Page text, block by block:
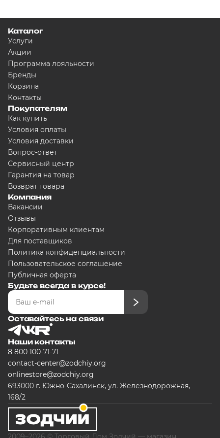
Каталог
Услуги
Акции
Программа лояльности
Бренды
Корзина
Контакты
Покупателям
Как купить
Условия оплаты
Условия доставки
Вопрос-ответ
Сервисный центр
Гарантия на товар
Возврат товара
Компания
Вакансии
Отзывы
Корпоративным клиентам
Для поставщиков
Политика конфиденциальности
Пользовательское соглашение
Публичная оферта
Будьте всегда в курсе!
Оставайтесь на связи
Наши контакты
8 800 100-71-71
contact-center@zodchiy.org
onlinestore@zodchiy.org
693000 г. Южно-Сахалинск, ул. Железнодорожная,
168/2